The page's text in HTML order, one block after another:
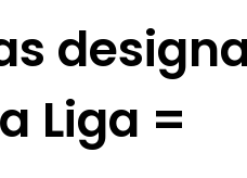
Liga =